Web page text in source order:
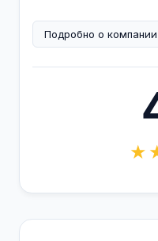
Подробно о компании